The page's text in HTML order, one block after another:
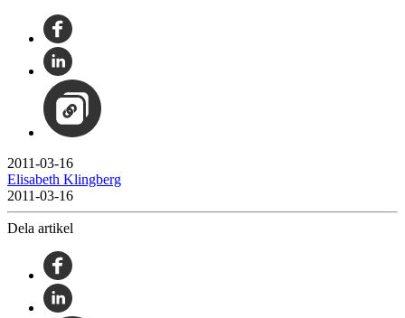
2011-03-16
Elisabeth Klingberg
2011-03-16
Dela artikel